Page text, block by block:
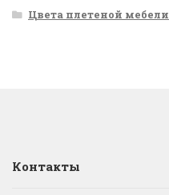
Цвета плетеной мебели
Контакты